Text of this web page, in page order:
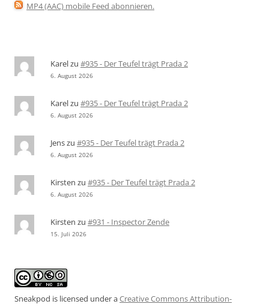
MP4 (AAC) mobile Feed abonnieren.
Karelzu #935 - Der Teufel trägt Prada 2
6. August 2026
Karelzu #935 - Der Teufel trägt Prada 2
6. August 2026
Jenszu #935 - Der Teufel trägt Prada 2
6. August 2026
Kirsten zu #935 - Der Teufel trägt Prada 2
6. August 2026
Kirsten zu #931 - Inspector Zende
15. Juli 2026
Sneakpod is licensed under aCreative Commons Attribution-